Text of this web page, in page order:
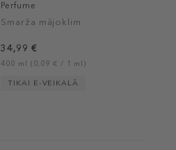
Perfume
Smarža mājoklim
34,99 €
400 ml (0,09 € / 1 ml)
TIKAI E-VEIKALĀ